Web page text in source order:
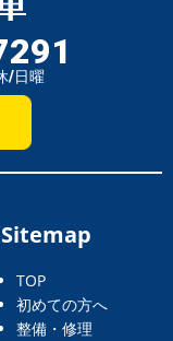
/日曜
Sitemap
TOP
初めての方へ
整備・修理